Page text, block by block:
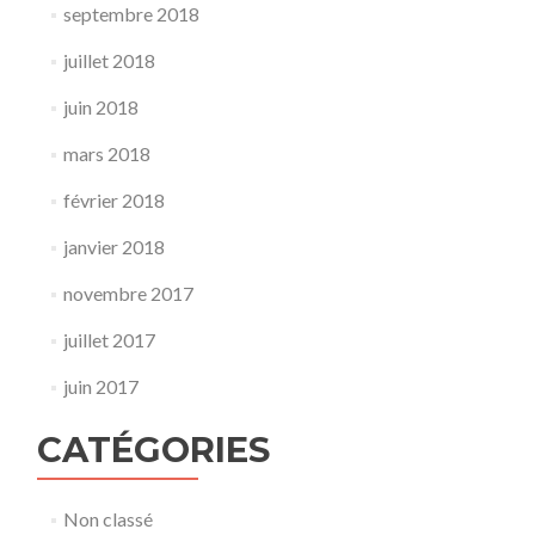
septembre 2018
juillet 2018
juin 2018
mars 2018
février 2018
janvier 2018
novembre 2017
juillet 2017
juin 2017
CATÉGORIES
Non classé